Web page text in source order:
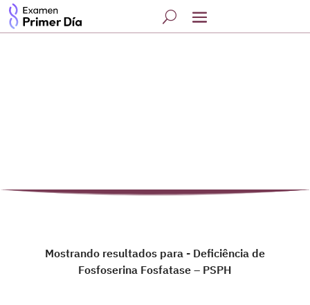
Mostrando resultados para - Deficiência de
Fosfoserina Fosfatase – PSPH